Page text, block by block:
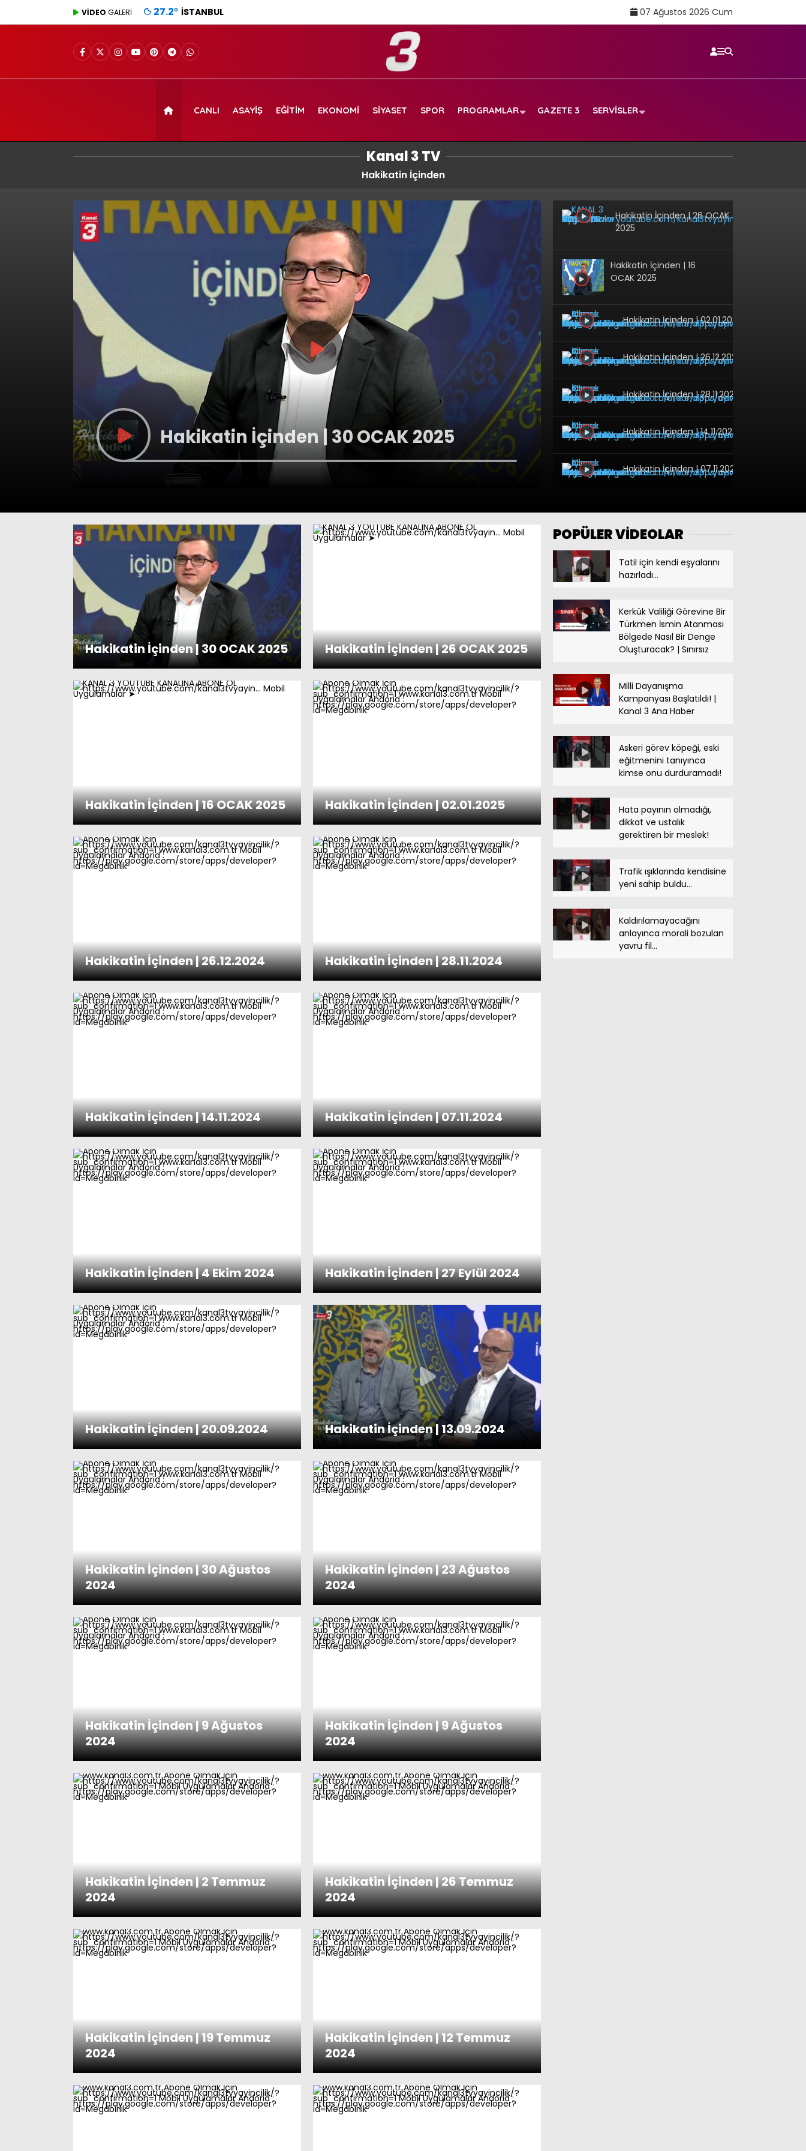
VİDEO GALERİ 27.2° İSTANBUL 07 Ağustos 2026 Cum
CANLI ASAYIŞ EĞITIM EKONOMI SIYASET SPOR PROGRAMLAR GAZETE 3 SERVISLER
Kanal 3 TV
Hakikatin İçinden
Hakikatin İçinden | 30 OCAK 2025
Hakikatin İçinden | 26 OCAK
2025
Hakikatin İçinden | 16
OCAK 2025
Hakikatin İçinden | 02.01.2025
Hakikatin İçinden | 26.12.2024
Hakikatin İçinden | 28.11.2024
Hakikatin İçinden | 14.11.2024
Hakikatin İçinden | 07.11.2024
Hakikatin İçinden | 27 Eylül
2024
Hakikatin İçinden | 30 OCAK 2025 Hakikatin İçinden | 26 OCAK 2025
Hakikatin İçinden | 16 OCAK 2025 Hakikatin İçinden | 02.01.2025
Hakikatin İçinden | 26.12.2024 Hakikatin İçinden | 28.11.2024
Hakikatin İçinden | 14.11.2024 Hakikatin İçinden | 07.11.2024
Hakikatin İçinden | 4 Ekim 2024 Hakikatin İçinden | 27 Eylül 2024
Hakikatin İçinden | 20.09.2024 Hakikatin İçinden | 13.09.2024
Hakikatin İçinden | 30 Ağustos
2024
Hakikatin İçinden | 23 Ağustos
2024
Hakikatin İçinden | 9 Ağustos
2024
Hakikatin İçinden | 9 Ağustos
2024
Hakikatin İçinden | 2 Temmuz
2024
Hakikatin İçinden | 26 Temmuz
2024
Hakikatin İçinden | 19 Temmuz
2024
Hakikatin İçinden | 12 Temmuz
2024
POPÜLER VİDEOLAR
Tatil için kendi eşyalarını
hazırladı…
Kerkük Valiliği Görevine Bir
Türkmen İsmin Atanması
Bölgede Nasıl Bir Denge
Oluşturacak? | Sınırsız
Milli Dayanışma
Kampanyası Başlatıldı! |
Kanal 3 Ana Haber
Askeri görev köpeği, eski
eğitmenini tanıyınca
kimse onu durduramadı!
Hata payının olmadığı,
dikkat ve ustalık
gerektiren bir meslek!
Trafik ışıklarında kendisine
yeni sahip buldu…
Kaldırılamayacağını
anlayınca morali bozulan
yavru fil…